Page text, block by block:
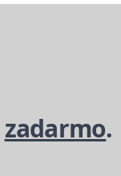
zadarmo.